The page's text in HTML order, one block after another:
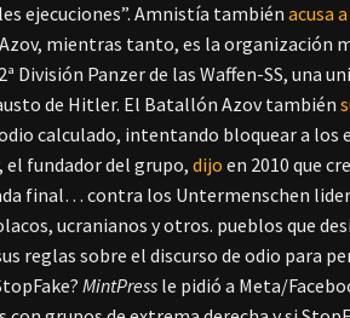
ejecuciones”. Amnistía tambiénacusa a
mientras tanto, es la organización
División Panzer de las Waffen-SS, una
de Hitler. El Batallón Azov también
calculado, intentando bloquear a los
el fundador del grupo,dijo en 2010 que
final… contra los Untermenschen
ucranianos y otros. pueblos que
reglas sobre el discurso de odio para
MintPress le pidió a Meta/